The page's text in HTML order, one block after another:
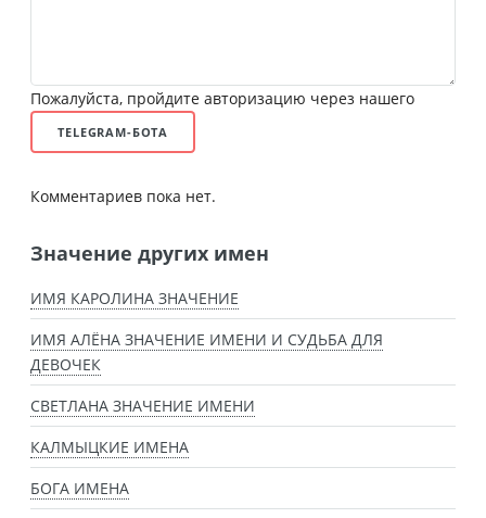
Пожалуйста, пройдите авторизацию через нашего
TELEGRAM-БОТА
Комментариев пока нет.
Значение других имен
ИМЯ КАРОЛИНА ЗНАЧЕНИЕ
ИМЯ АЛЁНА ЗНАЧЕНИЕ ИМЕНИ И СУДЬБА ДЛЯ
ДЕВОЧЕК
СВЕТЛАНА ЗНАЧЕНИЕ ИМЕНИ
КАЛМЫЦКИЕ ИМЕНА
БОГА ИМЕНА